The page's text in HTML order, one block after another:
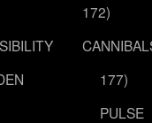
172)
177)
PULSE